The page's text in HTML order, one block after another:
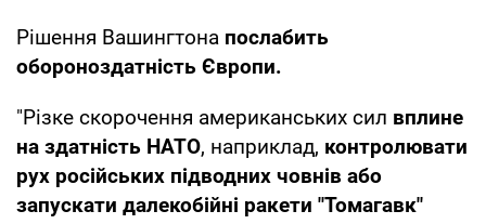
Рішення Вашингтона послабить
обороноздатність Європи.
"Різке скорочення американських сил вплине
на здатність НАТО, наприклад, контролювати
рух російських підводних човнів або
запускати далекобійні ракети "Томагавк"